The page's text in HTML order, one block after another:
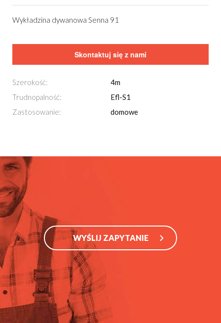
Wykładzina dywanowa Senna 91
Skontaktuj się z nami
Szerokość:
4m
Trudnopalność:
Efl-S1
Zastosowanie:
domowe
WYŚLIJ ZAPYTANIE